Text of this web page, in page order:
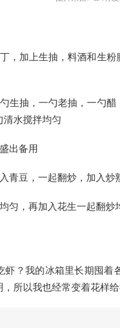
，加上生抽，料酒和生
生抽，一勺老抽，一勺
水搅拌均匀
出备用
青豆，一起翻炒，加入
匀，再加入花生一起翻炒
？我的冰箱里长期囤着
所以我也经常变着花样